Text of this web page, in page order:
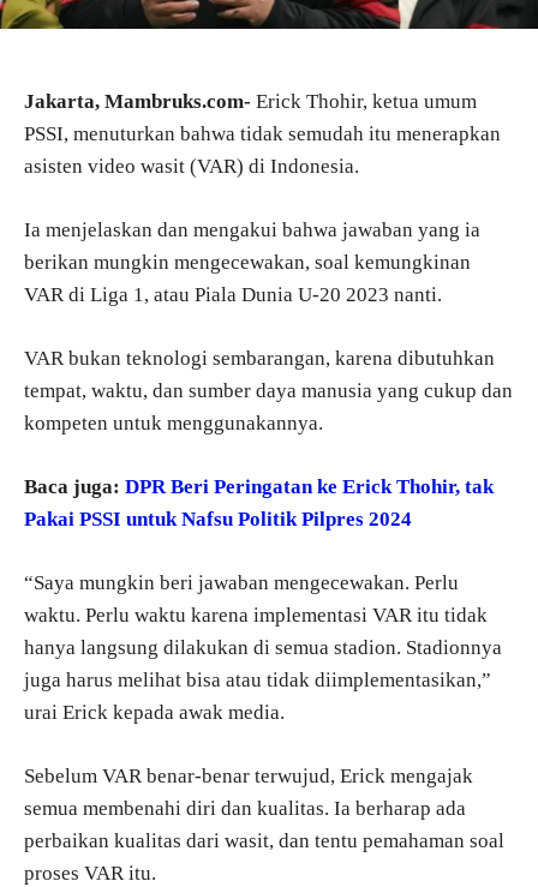
Jakarta, Mambruks.com- Erick Thohir, ketua umum
PSSI, menuturkan bahwa tidak semudah itu menerapkan
asisten video wasit (VAR) di Indonesia.
Ia menjelaskan dan mengakui bahwa jawaban yang ia
berikan mungkin mengecewakan, soal kemungkinan
VAR di Liga 1, atau Piala Dunia U-20 2023 nanti.
VAR bukan teknologi sembarangan, karena dibutuhkan
tempat, waktu, dan sumber daya manusia yang cukup dan
kompeten untuk menggunakannya.
Baca juga: DPR Beri Peringatan ke Erick Thohir, tak
Pakai PSSI untuk Nafsu Politik Pilpres 2024
“Saya mungkin beri jawaban mengecewakan. Perlu
waktu. Perlu waktu karena implementasi VAR itu tidak
hanya langsung dilakukan di semua stadion. Stadionnya
juga harus melihat bisa atau tidak diimplementasikan,”
urai Erick kepada awak media.
Sebelum VAR benar-benar terwujud, Erick mengajak
semua membenahi diri dan kualitas. Ia berharap ada
perbaikan kualitas dari wasit, dan tentu pemahaman soal
proses VAR itu.